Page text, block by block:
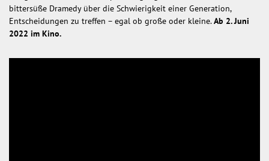
bittersüße Dramedy über die Schwierigkeit einer Generation,
Entscheidungen zu treffen – egal ob große oder kleine.Ab 2. Juni
2022 im Kino.